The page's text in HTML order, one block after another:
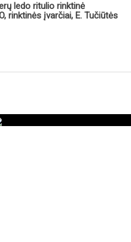
ledo ritulio rinktinė
rinktinės įvarčiai, E. Tučiūtės